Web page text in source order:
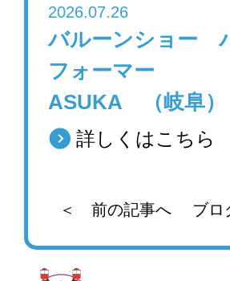
2026.07.26
バルーンショー
フォーマー
ASUKA （岐阜）
詳しくはこちら
＜ 前の記事へ ブロ